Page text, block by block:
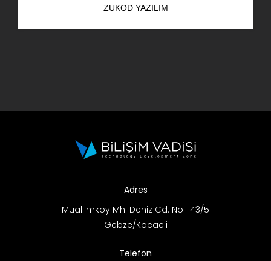
AR-GE Portal
ZUKOD YAZILIM
Adres
Muallimköy Mh. Deniz Cd. No: 143/5
Gebze/Kocaeli
Telefon